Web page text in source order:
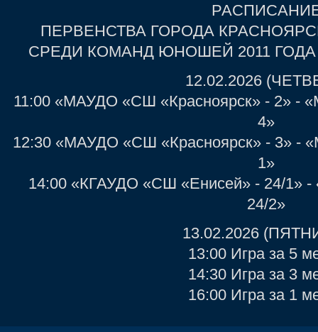
ПЕРВЕНСТВА ГОРОДА
СРЕДИ КОМАНД ЮНОШЕЙ 2011
12.02.2026
11:00 «МАУДО «СШ «Красноярск» - 2» -
4»
12:30 «МАУДО «СШ «Красноярск» - 3» -
1»
14:00 «КГАУДО «СШ «Енисей» - 24/1»
24/2»
13.02.2026
13:00 Игра за 5
14:30 Игра за 3
16:00 Игра за 1